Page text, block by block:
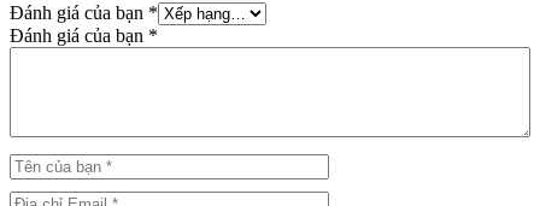
Đánh giá của bạn *
Đánh giá của bạn *